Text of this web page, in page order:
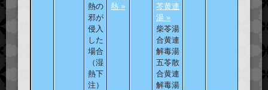
熱の
邪が
侵入
した
場合
（湿
熱下
注）
熱 »
芩黄連
湯 »
柴苓湯
合黄連
解毒湯
五苓散
合黄連
解毒湯